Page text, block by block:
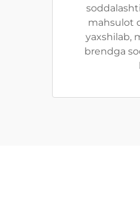
mahsulot
yaxshilab,
brendga